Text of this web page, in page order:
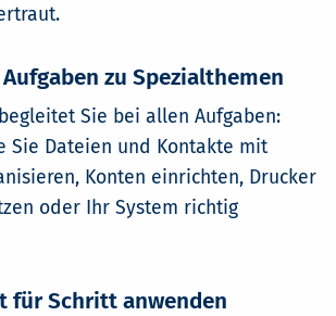
zu Spezialthemen
Sie bei allen Aufgaben:
Sie Dateien und Kontakte mit
Konten einrichten, Drucker
oder Ihr System richtig
für Schritt anwenden